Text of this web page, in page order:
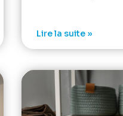
Lire la suite »